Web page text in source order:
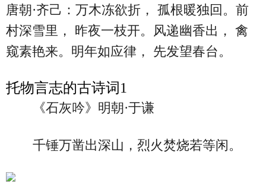
唐朝·齐己：万木冻欲折， 孤根暖独回。前
村深雪里， 昨夜一枝开。风递幽香出， 禽
窥素艳来。明年如应律， 先发望春台。
托物言志的古诗词1
《石灰吟》明朝·于谦
千锤万凿出深山，烈火焚烧若等闲。